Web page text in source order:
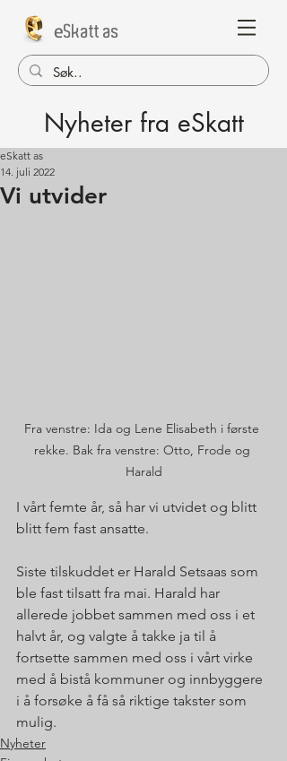
eSkatt as
Nyheter fra eSkatt
Vi utvider
eSkatt as
14. juli 2022
Fra venstre: Ida og Lene Elisabeth i første
rekke. Bak fra venstre: Otto, Frode og
Harald
I vårt femte år, så har vi utvidet og blitt
blitt fem fast ansatte.
Siste tilskuddet er Harald Setsaas som
ble fast tilsatt fra mai. Harald har
allerede jobbet sammen med oss i et
halvt år, og valgte å takke ja til å
fortsette sammen med oss i vårt virke
med å bistå kommuner og innbyggere
i å forsøke å få så riktige takster som
mulig.
Nyheter